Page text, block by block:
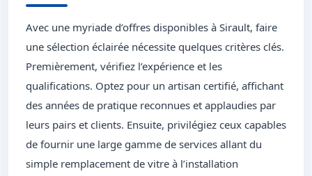
Avec une myriade d’offres disponibles à Sirault, faire
une sélection éclairée nécessite quelques critères clés.
Premièrement, vérifiez l’expérience et les
qualifications. Optez pour un artisan certifié, affichant
des années de pratique reconnues et applaudies par
leurs pairs et clients. Ensuite, privilégiez ceux capables
de fournir une large gamme de services allant du
simple remplacement de vitre à l’installation